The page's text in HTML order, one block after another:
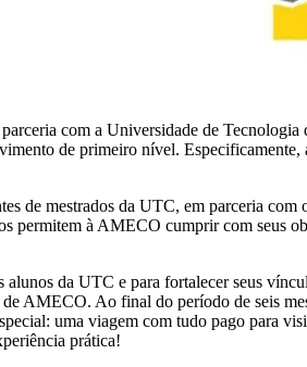
com a Universidade de
de primeiro nível.
de mestrados da UTC, em parceria
permitem à AMECO cumprir com seus
da UTC e para fortalecer seus
AMECO. Ao final do período de seis
uma viagem com tudo pago para
prática!